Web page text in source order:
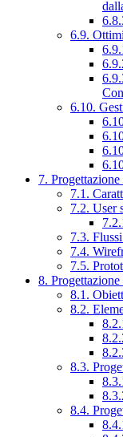
6.9.
6.10.
7.
7.1.
7.2. User
7.3.
7.4.
7.5.
8.
8.1.
8.2.
8.3.
8.4.